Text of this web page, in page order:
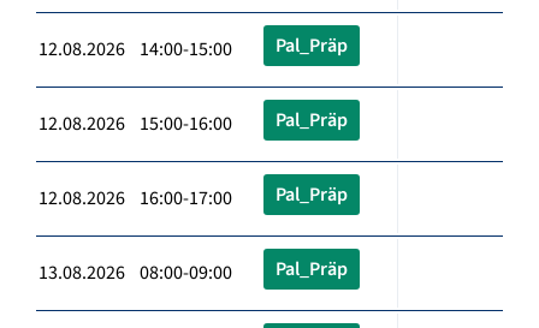
12.08.2026 14:00-15:00 Pal_Präp
12.08.2026 15:00-16:00 Pal_Präp
12.08.2026 16:00-17:00 Pal_Präp
13.08.2026 08:00-09:00 Pal_Präp